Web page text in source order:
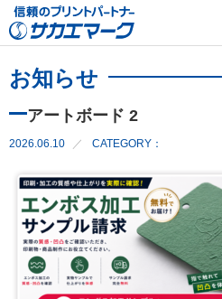
お知らせ
アートボード 2
2026.06.10 CATEGORY：